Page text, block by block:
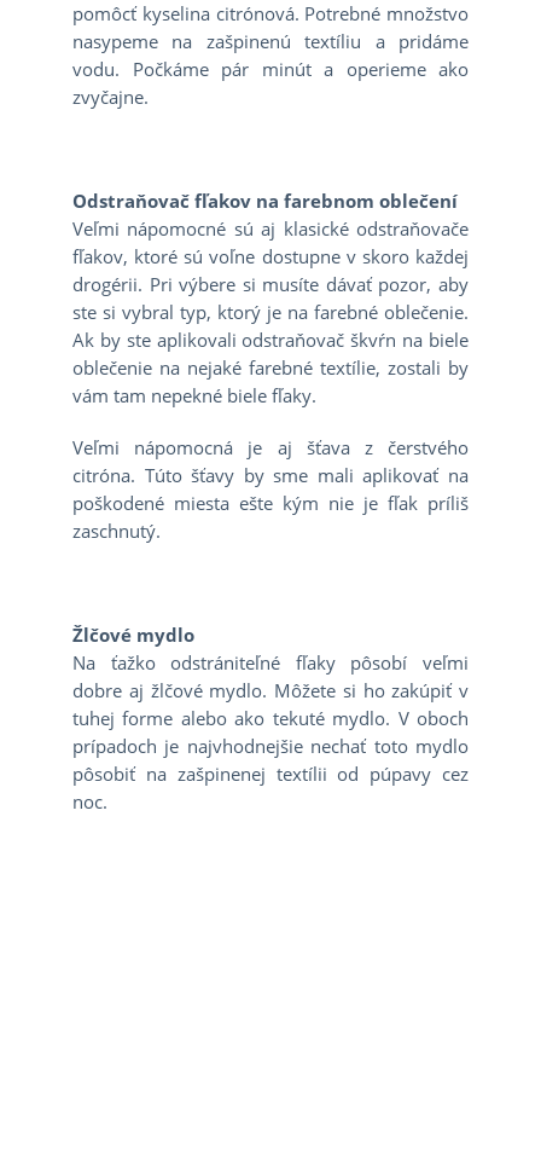
pomôcť kyselina citrónová. Potrebné množstvo
nasypeme na zašpinenú textíliu a pridáme
vodu. Počkáme pár minút a operieme ako
zvyčajne.
Odstraňovač fľakov na farebnom oblečení
Veľmi nápomocné sú aj klasické odstraňovače
fľakov, ktoré sú voľne dostupne v skoro každej
drogérii. Pri výbere si musíte dávať pozor, aby
ste si vybral typ, ktorý je na farebné oblečenie.
Ak by ste aplikovali odstraňovač škvŕn na biele
oblečenie na nejaké farebné textílie, zostali by
vám tam nepekné biele fľaky.
Veľmi nápomocná je aj šťava z čerstvého
citróna. Túto šťavy by sme mali aplikovať na
poškodené miesta ešte kým nie je fľak príliš
zaschnutý.
Žlčové mydlo
Na ťažko odstrániteľné fľaky pôsobí veľmi
dobre aj žlčové mydlo. Môžete si ho zakúpiť v
tuhej forme alebo ako tekuté mydlo. V oboch
prípadoch je najvhodnejšie nechať toto mydlo
pôsobiť na zašpinenej textílii od púpavy cez
noc.